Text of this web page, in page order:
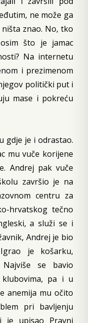
ne može ga
znao. No, tko
što je jamac
Na internetu
i prezimenom
politički put i
mase i pokreću
gdje je i odrastao.
mu vuče korijene
Andrej pak vuče
završio je na
centru za
hrvatskog tečno
a služi se i
Andrej je bio
je košarku,
se bavio
pa i u
anemija mu očito
pri bavljenju
je upisao Pravni